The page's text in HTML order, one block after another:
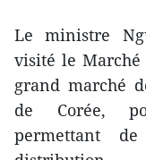
Le ministre
visité le
grand marché
de Corée,
permettant